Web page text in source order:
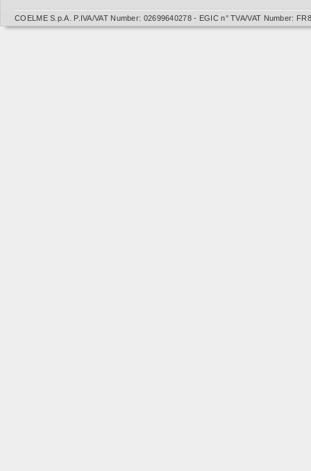
COELME S.p.A. P.IVA/VAT Number: 02699640278 - EGIC n° TVA/VAT Number: